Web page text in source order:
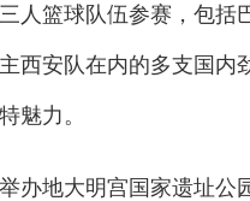
篮球队伍参赛，包括
西安队在内的多支国内
魅力。
地大明宫国家遗址公